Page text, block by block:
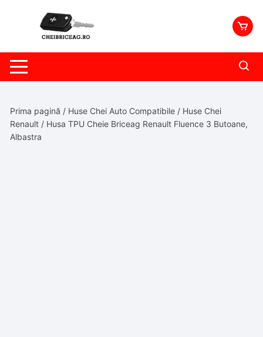
Prima pagină / Huse Chei Auto Compatibile / Huse Chei
Renault / Husa TPU Cheie Briceag Renault Fluence 3 Butoane,
Albastra